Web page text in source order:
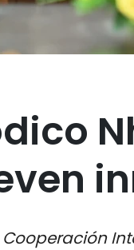
Cooperación